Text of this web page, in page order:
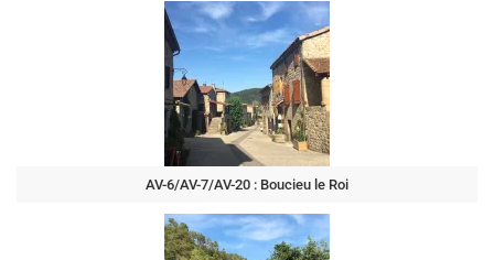
AV-6/AV-7/AV-20 : Boucieu le Roi